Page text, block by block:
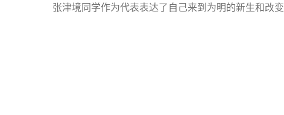
张津境同学作为代表表达了自己来到为明的新生和改